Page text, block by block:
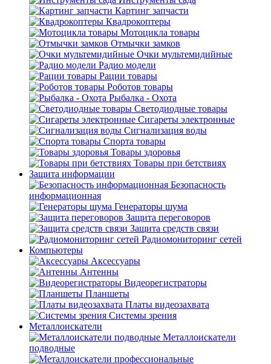
Картинг запчасти
Квадрокоптеры
Мотоцикла товары
Отмычки замков
Очки мультемидийные
Радио модели
Рации товары
Роботов товары
Рыбалка - Охота
Светодиодные товары
Сигареты электронные
Сигнализация воды
Спорта товары
Товары здоровья
Товары при бетствиях
Защита информации
Безопасность
информационная
Генераторы шума
Защита переговоров
Защита средств связи
Радиомониторинг сетей
Компьютеры
Аксессуары
Антенны
Видеорегистраторы
Планшеты
Платы видеозахвата
Системы зрения
Металлоискатели
Металлоискатели
подводные